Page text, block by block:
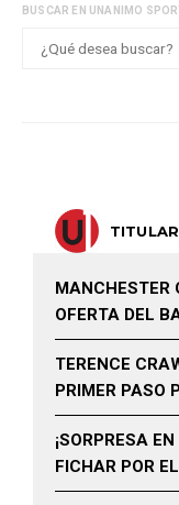
BUSCAR EN UNANIMO
MANCHESTER
OFERTA DEL
TERENCE
PRIMER PASO
¡SORPRESA
FICHAR POR